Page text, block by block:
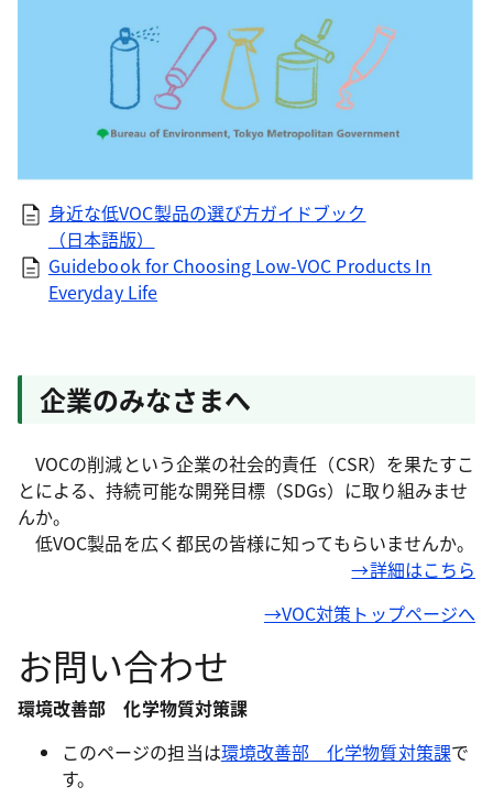
身近な低VOC製品の選び方ガイドブック
（日本語版）
Guidebook for Choosing Low-VOC Products In
Everyday Life
企業のみなさまへ
VOCの削減という企業の社会的責任（CSR）を果たすこ
とによる、持続可能な開発目標（SDGs）に取り組みませ
んか。
低VOC製品を広く都民の皆様に知ってもらいませんか。
→詳細はこちら
→VOC対策トップページへ
お問い合わせ
環境改善部 化学物質対策課
このページの担当は環境改善部 化学物質対策課で
す。